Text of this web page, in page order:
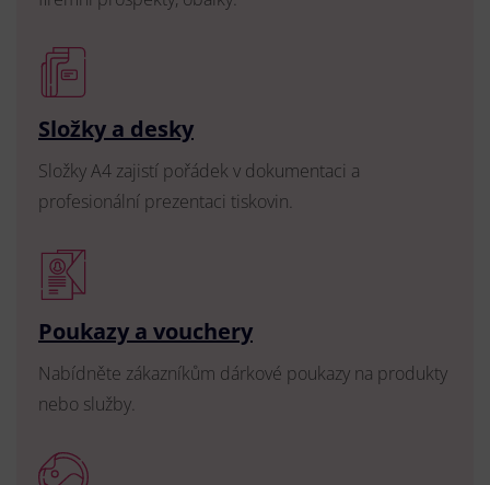
Složky a desky
Složky A4 zajistí pořádek v dokumentaci a
profesionální prezentaci tiskovin.
Poukazy a vouchery
Nabídněte zákazníkům dárkové poukazy na produkty
nebo služby.